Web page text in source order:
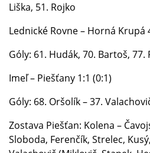
Liška, 51. Rojko
Lednické Rovne – Horná Krupá
Góly: 61. Hudák, 70. Bartoš, 77.
Imeľ – Piešťany 1:1 (0:1)
Góly: 68. Oršolík – 37.
Zostava Piešťan: Kolena –
Sloboda, Ferenčík, Strelec,